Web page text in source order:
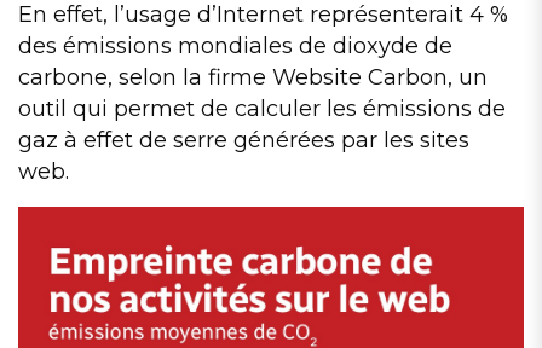
En effet, l’usage d’Internet représenterait 4 %
des émissions mondiales de dioxyde de
carbone, selon la firme Website Carbon, un
outil qui permet de calculer les émissions de
gaz à effet de serre générées par les sites
web.